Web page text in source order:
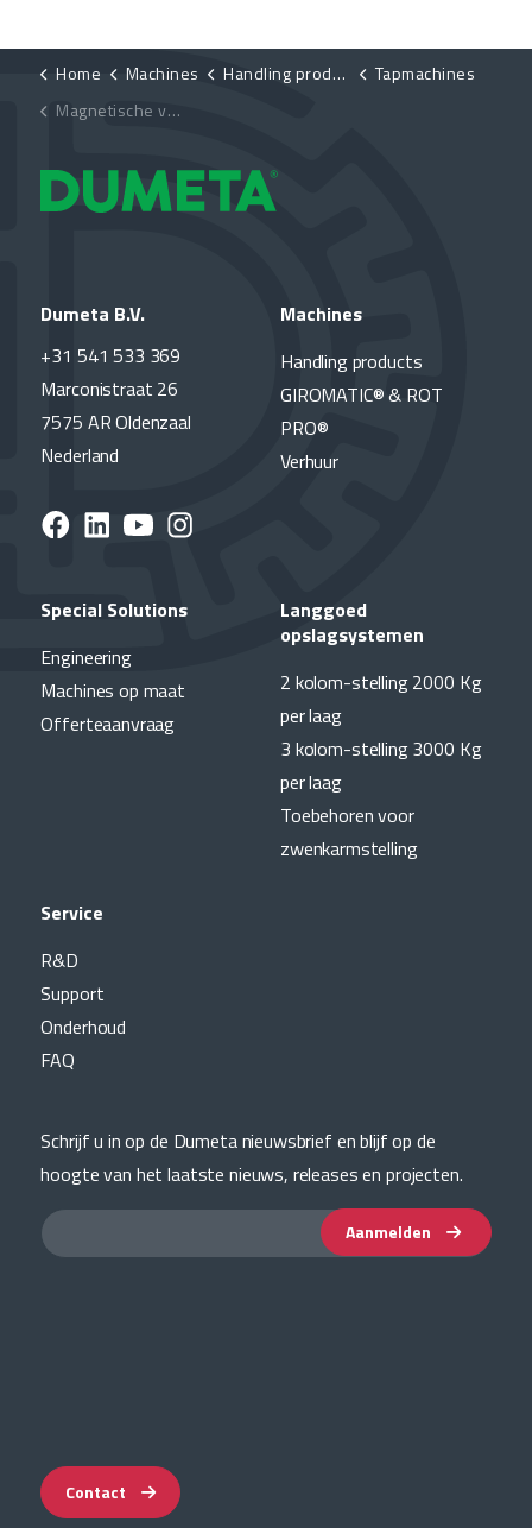
Home Machines Handling products
Tapmachines
Magnetische voet voor tapmachines D-BC
Dumeta B.V.
+31 541 533 369
Marconistraat 26
7575 AR Oldenzaal
Nederland
Machines
Handling products
GIROMATIC® & ROT
PRO®
Verhuur
Special Solutions
Engineering
Machines op maat
Offerteaanvraag
Langgoed
opslagsystemen
2 kolom-stelling 2000 Kg
per laag
3 kolom-stelling 3000 Kg
per laag
Toebehoren voor
zwenkarmstelling
Service
R&D
Support
Onderhoud
FAQ
Schrijf u in op de Dumeta nieuwsbrief en blijf op de
hoogte van het laatste nieuws, releases en projecten.
Aanmelden
Contact